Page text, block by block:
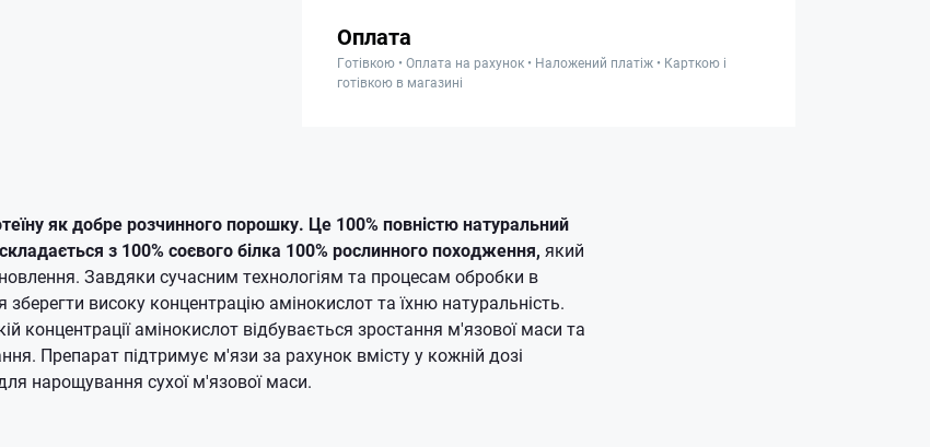
Оплата
Готівкою • Оплата на рахунок • Наложений платіж • Карткою і
готівкою в магазині
як добре розчинного порошку. Це 100% повністю натуральний
з 100% соєвого білка 100% рослинного походження, який
Завдяки сучасним технологіям та процесам обробки в
високу концентрацію амінокислот та їхню натуральність.
концентрації амінокислот відбувається зростання м'язової маси та
Препарат підтримує м'язи за рахунок вмісту у кожній дозі
для нарощування сухої м'язової маси.